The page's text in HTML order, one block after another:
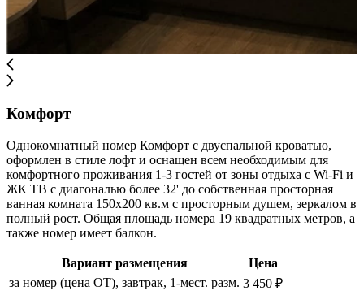
Комфорт
Однокомнатный номер Комфорт с двуспальной кроватью,
оформлен в стиле лофт и оснащен всем необходимым для
комфортного проживания 1-3 гостей от зоны отдыха с Wi-Fi и
ЖК ТВ с диагональю более 32' до собственная просторная
ванная комната 150х200 кв.м с просторным душем, зеркалом в
полный рост. Общая площадь номера 19 квадратных метров, а
также номер имеет балкон.
Вариант размещения
Цена
за номер (цена ОТ), завтрак, 1-мест. разм. 3 450 ₽